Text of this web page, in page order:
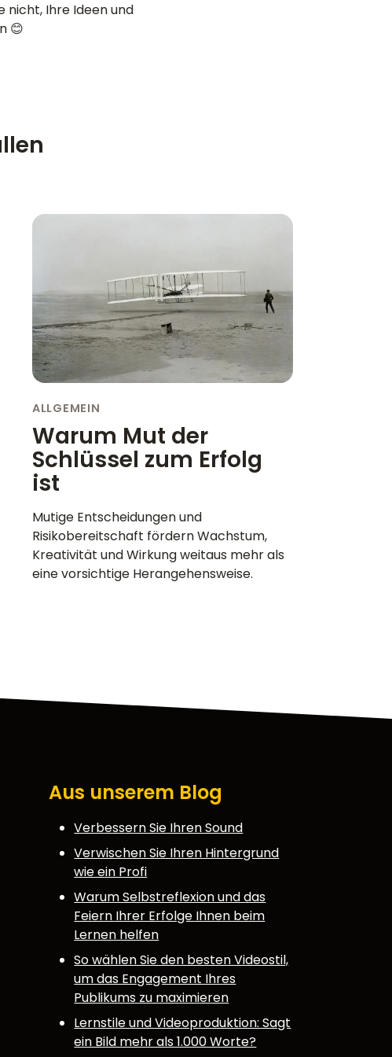
nicht, Ihre Ideen und
😊
ALLGEMEIN
Warum Mut der
Schlüssel zum Erfolg
ist
Mutige Entscheidungen und
Risikobereitschaft fördern Wachstum,
Kreativität und Wirkung weitaus mehr als
eine vorsichtige Herangehensweise.
Aus unserem Blog
Verbessern Sie Ihren Sound
Verwischen Sie Ihren Hintergrund
wie ein Profi
Warum Selbstreflexion und das
Feiern Ihrer Erfolge Ihnen beim
Lernen helfen
So wählen Sie den besten Videostil,
um das Engagement Ihres
Publikums zu maximieren
Lernstile und Videoproduktion: Sagt
ein Bild mehr als 1.000 Worte?